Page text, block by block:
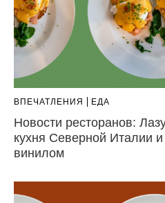
ВПЕЧАТЛЕНИЯ ЕДА
Новости ресторанов:
кухня Северной Италии
винилом